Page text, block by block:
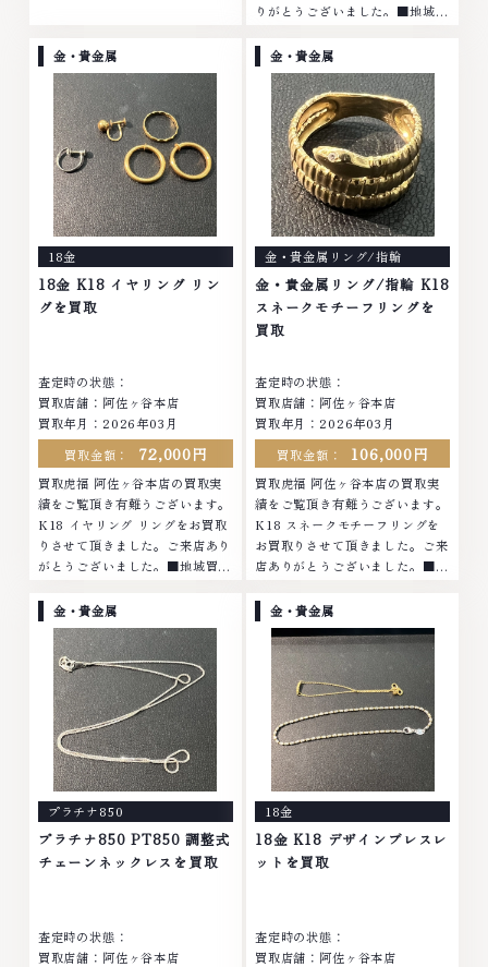
りのことなら、お任せくださいな
かでも金・プラ...
りがとうございました。■地域買
モンド ブランド品 ブランド衣類
お酒買取りのことなら、お任せく
ださいなかで...
金・貴金属
18金
18金 K18 イヤリング リン
グを買取
査定時の状態：
買取店舗：阿佐ヶ谷本店
買取年月： 2026年03月
買取金額：
72,000円
買取虎福 阿佐ヶ谷本店の買取実
績をご覧頂き有難うございます。
K18 イヤリング リングをお買取
りさせて頂きました。ご来店あり
がとうございました。■地域買取
ンド ブランド品 ブランド衣類 お
酒買取りのことなら、お任せくだ
さいなかでも...
金・貴金属
金・貴金属リング/指輪
金・貴金属リング/指輪 K18
スネークモチーフリングを
買取
査定時の状態：
買取店舗：阿佐ヶ谷本店
買取年月： 2026年03月
買取金額：
106,000円
買取虎福 阿佐ヶ谷本店の買取実
績をご覧頂き有難うございます。
K18 スネークモチーフリングを
お買取りさせて頂きました。ご来
店ありがとうございました。■地
イヤモンド ブランド品 ブランド
衣類 お酒買取りのことなら、お
任せくださいな...
金・貴金属
プラチナ850
プラチナ850 PT850 調整式
チェーンネックレスを買取
査定時の状態：
買取店舗：阿佐ヶ谷本店
金・貴金属
18金
18金 K18 デザインブレスレ
ットを買取
査定時の状態：
買取店舗：阿佐ヶ谷本店